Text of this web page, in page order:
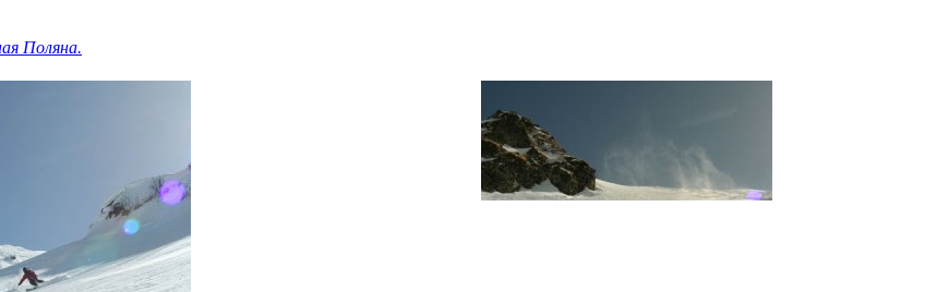
Поляна.